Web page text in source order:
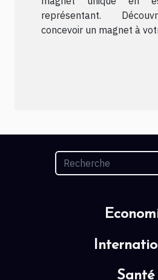
représentant.
concevoir un magnet à
Santé